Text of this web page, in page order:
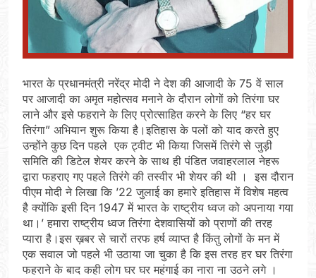
भारत के प्रधानमंत्री नरेंद्र मोदी ने देश की आजादी के 75 वें साल
पर आजादी का अमृत महोत्सव मनाने के दौरान लोगों को तिरंगा घर
लाने और इसे फहराने के लिए प्रोत्साहित करने के लिए “हर घर
तिरंगा” अभियान शुरू किया है।इतिहास के पलों को याद करते हुए
उन्होंने कुछ दिन पहले एक ट्वीट भी किया जिसमें तिरंगे से जुड़ी
समिति की डिटेल शेयर करने के साथ ही पंडित जवाहरलाल नेहरू
द्वारा फहराए गए पहले तिरंगे की तस्वीर भी शेयर की थी । इस दौरान
पीएम मोदी ने लिखा कि ’22 जुलाई का हमारे इतिहास में विशेष महत्व
है क्योंकि इसी दिन 1947 में भारत के राष्ट्रीय ध्वज को अपनाया गया
था।’ हमारा राष्ट्रीय ध्वज तिरंगा देशवासियों को प्राणों की तरह
प्यारा है।इस ख़बर से चारों तरफ हर्ष व्याप्त है किंतु लोगों के मन में
एक सवाल जो पहले भी उठाया जा चुका है कि इस तरह हर घर तिरंगा
फहराने के बाद कही लोग घर घर महंगाई का नारा ना उठने लगे ।